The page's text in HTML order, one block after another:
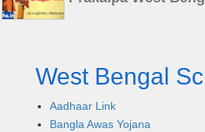
West Bengal
Aadhaar Link
Bangla Awas Yojana